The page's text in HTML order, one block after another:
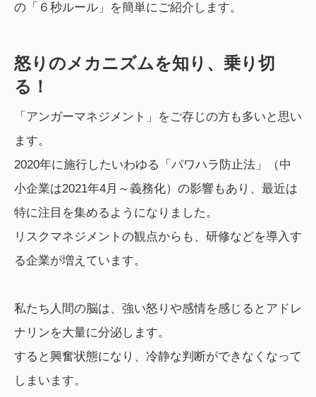
の「６秒ルール」を簡単にご紹介します。
怒りのメカニズムを知り、乗り切
る！
「アンガーマネジメント」をご存じの方も多いと思い
ます。
2020年に施行したいわゆる「パワハラ防止法」（中
小企業は2021年4月～義務化）の影響もあり、最近は
特に注目を集めるようになりました。
リスクマネジメントの観点からも、研修などを導入す
る企業が増えています。
私たち人間の脳は、強い怒りや感情を感じるとアドレ
ナリンを大量に分泌します。
すると興奮状態になり、冷静な判断ができなくなって
しまいます。